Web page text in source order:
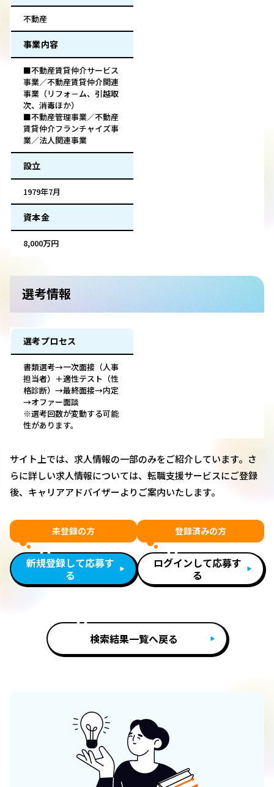
不動産
事業内容
■不動産賃貸仲介サービス
事業／不動産賃貸仲介関連
事業（リフォ－ム、引越取
次、消毒ほか）
■不動産管理事業／不動産
賃貸仲介フランチャイズ事
業／法人関連事業
設立
1979年7月
資本金
8,000万円
選考情報
選考プロセス
書類選考→一次面接（人事
担当者）＋適性テスト（性
格診断）→最終面接→内定
→オファー面談
※選考回数が変動する可能
性があります。
サイト上では、求人情報の一部のみをご紹介しています。さ
らに詳しい求人情報については、転職支援サービスにご登録
後、キャリアアドバイザーよりご案内いたします。
未登録の方
新規登録して応募す
る
登録済みの方
ログインして応募す
る
検索結果一覧へ戻る